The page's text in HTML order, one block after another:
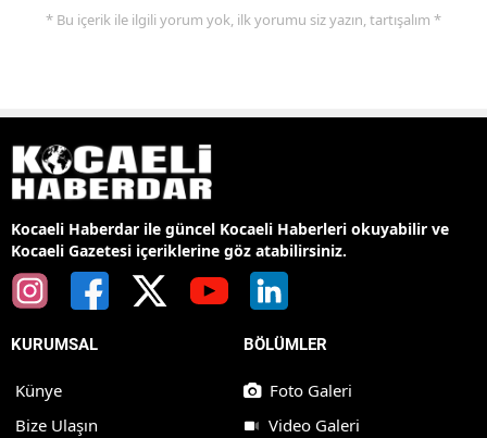
* Bu içerik ile ilgili yorum yok, ilk yorumu siz yazın, tartışalım *
Kocaeli Haberdar ile güncel Kocaeli Haberleri okuyabilir ve
Kocaeli Gazetesi içeriklerine göz atabilirsiniz.
KURUMSAL
Künye
Bize Ulaşın
BÖLÜMLER
Foto Galeri
Video Galeri